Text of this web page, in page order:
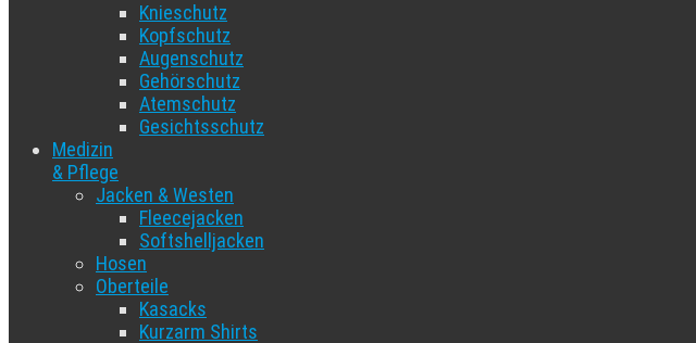
Knieschutz
Kopfschutz
Augenschutz
Gehörschutz
Atemschutz
Gesichtsschutz
Medizin
& Pflege
Jacken & Westen
Fleecejacken
Softshelljacken
Hosen
Oberteile
Kasacks
Kurzarm Shirts